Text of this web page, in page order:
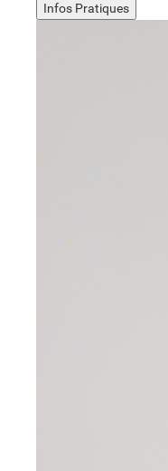
Infos Pratiques